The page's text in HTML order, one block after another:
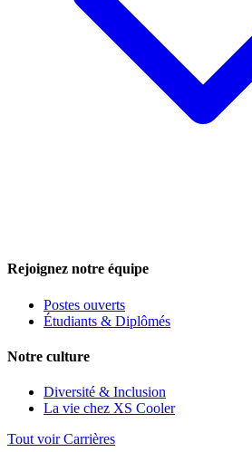
Rejoignez notre équipe
Postes ouverts
Étudiants & Diplômés
Notre culture
Diversité & Inclusion
La vie chez XS Cooler
Tout voir Carrières